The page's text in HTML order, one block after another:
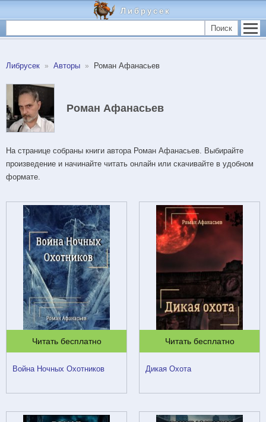
Либрусек
Поиск
Либрусек Авторы Роман Афанасьев
Роман Афанасьев
На странице собраны книги автора Роман Афанасьев. Выбирайте
произведение и начинайте читать онлайн или скачивайте в удобном
формате.
Читать бесплатно
Война Ночных Охотников
Читать бесплатно
Дикая Охота